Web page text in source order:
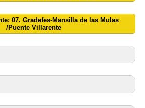
07. Gradefes-Mansilla de las Mulas
/Puente Villarente